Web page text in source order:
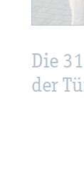
Die
der